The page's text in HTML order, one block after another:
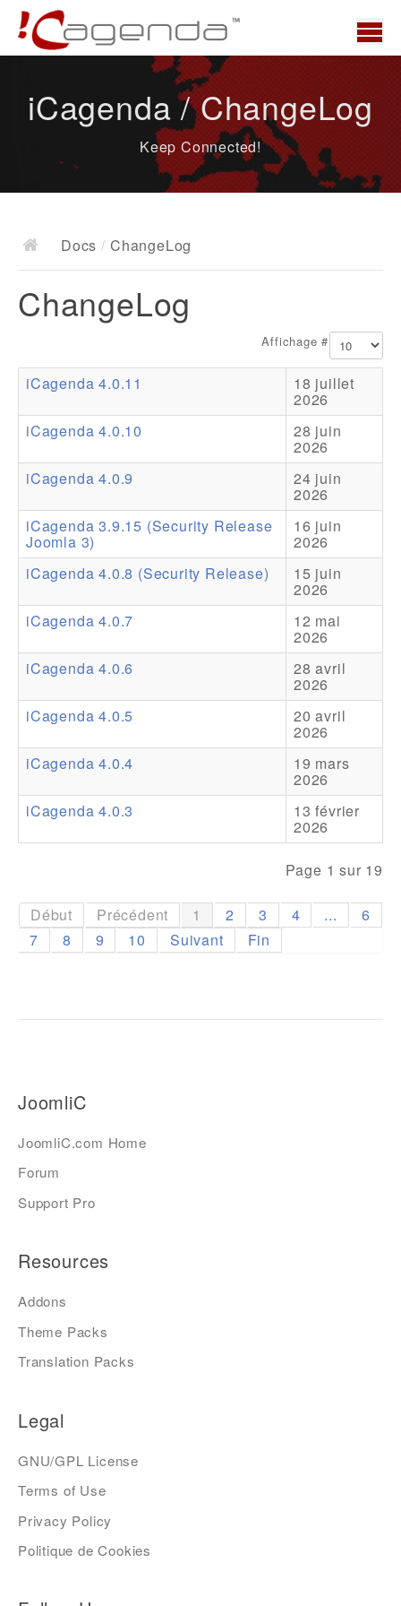
News
Docs
Documentation
Ressources
Addons
Theme Packs
Support
Forum
iCagenda / ChangeLog
Keep Connected!
Docs / ChangeLog
ChangeLog
Affichage #
iCagenda 4.0.11 18 juillet
2026
iCagenda 4.0.10
28 juin
2026
iCagenda 4.0.9
24 juin
2026
iCagenda 3.9.15 (Security Release
Joomla 3)
16 juin
2026
iCagenda 4.0.8 (Security Release)
15 juin
2026
iCagenda 4.0.7
12 mai
2026
iCagenda 4.0.6
28 avril
2026
iCagenda 4.0.5
20 avril
2026
iCagenda 4.0.4
19 mars
2026
iCagenda 4.0.3
13 février
2026
Page 1 sur 19
Début Précédent 1 2 3 4 ...
6
7
8 9 10 Suivant Fin
JoomliC
JoomliC.com Home
Forum
Support Pro
Resources
Addons
Theme Packs
Translation Packs
Legal
GNU/GPL License
Terms of Use
Privacy Policy
Politique de Cookies